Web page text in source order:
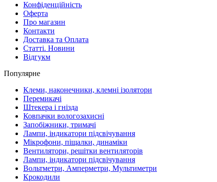
Конфіденційність
Оферта
Про магазин
Контакти
Доставка та Оплата
Статті. Новини
Відгукм
Популярне
Клеми, наконечники, клемні ізолятори
Перемикачі
Штекера і гнізда
Ковпачки вологозахисні
Запобіжники, тримачі
Лампи, індикатори підсвічування
Мікрофони, піщалки, динаміки
Вентилятори, решітки вентиляторів
Лампи, індикатори підсвічування
Вольтметри, Амперметри, Мультиметри
Крокодили